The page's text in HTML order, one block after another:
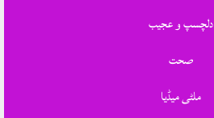
دلچسپ و عجیب
صحت
ملٹی میڈیا